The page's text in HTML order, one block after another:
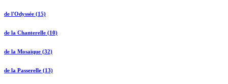
de l'Odyssée (15)
de la Chanterelle (10)
de la Mosaïque (32)
de la Passerelle (13)